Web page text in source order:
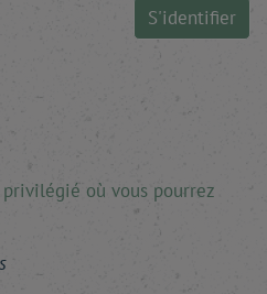
S'identifier
où vous pourrez